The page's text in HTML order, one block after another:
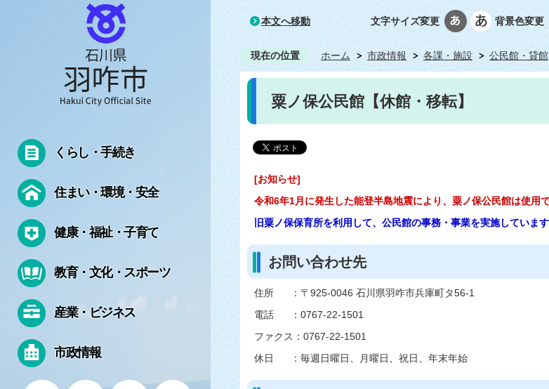
本文へ移動
くらし・手続き
住まい・環境・安全
健康・福祉・子育て
教育・文化・スポーツ
産業・ビジネス
市政情報
文字サイズ変更 背景色変更
現在の位置 ホーム 市政情報 各課・施設 公民館・貸館
粟ノ保公民館【休館・移転】
[お知らせ]
令和6年1月に発生した能登半島地震により、粟ノ保公民館は使用
旧粟ノ保保育所を利用して、公民館の事務・事業を実施しています
お問い合わせ先
住所 ：〒925-0046 石川県羽咋市兵庫町タ56-1
電話 ：0767-22-1501
ファクス：0767-22-1501
休日 ：毎週日曜日、月曜日、祝日、年末年始